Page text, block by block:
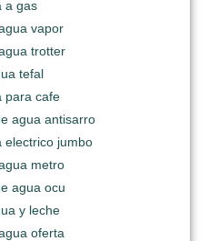
a gas
vapor
trotter
tefal
para cafe
agua antisarro
electrico jumbo
metro
agua ocu
y leche
oferta